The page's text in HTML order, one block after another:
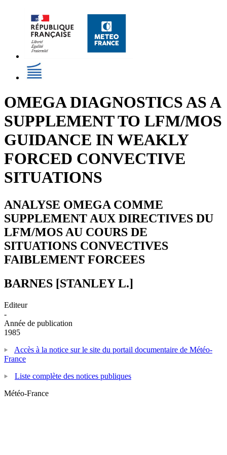
OMEGA DIAGNOSTICS AS A
SUPPLEMENT TO LFM/MOS
GUIDANCE IN WEAKLY
FORCED CONVECTIVE
SITUATIONS
ANALYSE OMEGA COMME
SUPPLEMENT AUX DIRECTIVES DU
LFM/MOS AU COURS DE
SITUATIONS CONVECTIVES
FAIBLEMENT FORCEES
BARNES [STANLEY L.]
Editeur
-
Année de publication
1985
Accès à la notice sur le site du portail documentaire de Météo-
France
Liste complète des notices publiques
Météo-France